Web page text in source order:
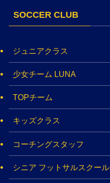
SOCCER CLUB
ジュニアクラス
少女チーム LUNA
TOPチーム
キッズクラス
コーチングスタッフ
シニア フットサルスクール